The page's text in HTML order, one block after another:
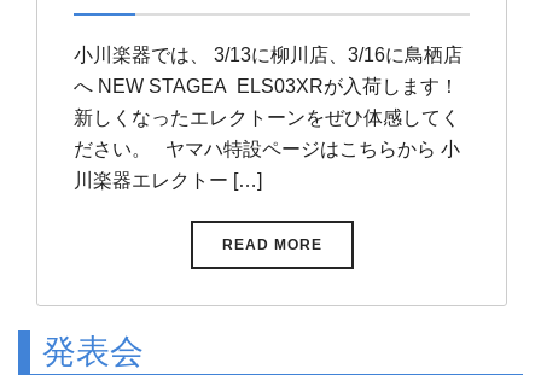
小川楽器では、 3/13に柳川店、3/16に鳥栖店
へ NEW STAGEA ELS03XRが入荷します！
新しくなったエレクトーンをぜひ体感してく
ださい。 ヤマハ特設ページはこちらから 小
川楽器エレクトー […]
READ MORE
発表会